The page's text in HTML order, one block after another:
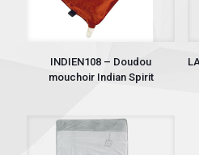
INDIEN108 – Doudou
mouchoir Indian Spirit